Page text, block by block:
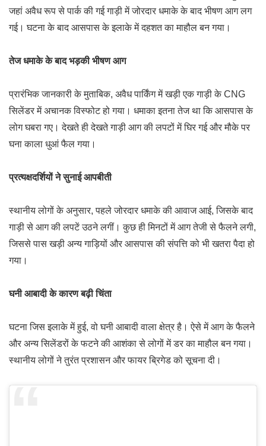
जहां अवैध रूप से पार्क की गई गाड़ी में जोरदार धमाके के बाद भीषण आग लग
गई। घटना के बाद आसपास के इलाके में दहशत का माहौल बन गया।
तेज धमाके के बाद भड़की भीषण आग
प्रारंभिक जानकारी के मुताबिक, अवैध पार्किंग में खड़ी एक गाड़ी के CNG
सिलेंडर में अचानक विस्फोट हो गया। धमाका इतना तेज था कि आसपास के
लोग घबरा गए। देखते ही देखते गाड़ी आग की लपटों में घिर गई और मौके पर
घना काला धुआं फैल गया।
प्रत्यक्षदर्शियों ने सुनाई आपबीती
स्थानीय लोगों के अनुसार, पहले जोरदार धमाके की आवाज आई, जिसके बाद
गाड़ी से आग की लपटें उठने लगीं। कुछ ही मिनटों में आग तेजी से फैलने लगी,
जिससे पास खड़ी अन्य गाड़ियों और आसपास की संपत्ति को भी खतरा पैदा हो
गया।
घनी आबादी के कारण बढ़ी चिंता
घटना जिस इलाके में हुई, वो घनी आबादी वाला क्षेत्र है। ऐसे में आग के फैलने
और अन्य सिलेंडरों के फटने की आशंका से लोगों में डर का माहौल बन गया।
स्थानीय लोगों ने तुरंत प्रशासन और फायर ब्रिगेड को सूचना दी।